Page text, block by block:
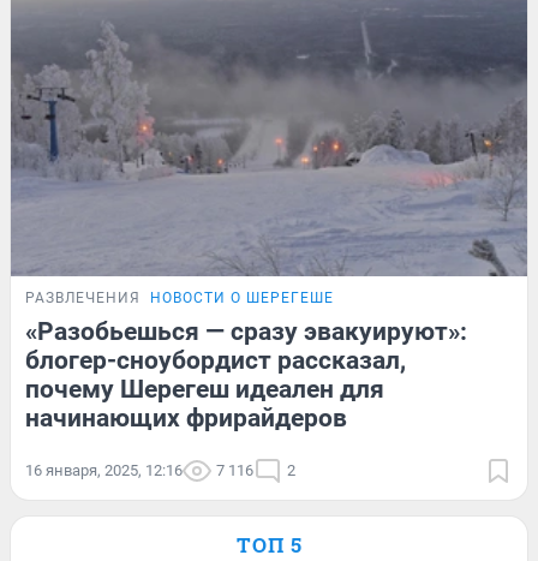
РАЗВЛЕЧЕНИЯ НОВОСТИ О ШЕРЕГЕШЕ
«Разобьешься — сразу эвакуируют»:
блогер-сноубордист рассказал,
почему Шерегеш идеален для
начинающих фрирайдеров
16 января, 2025, 12:16 7 116 2
ТОП 5